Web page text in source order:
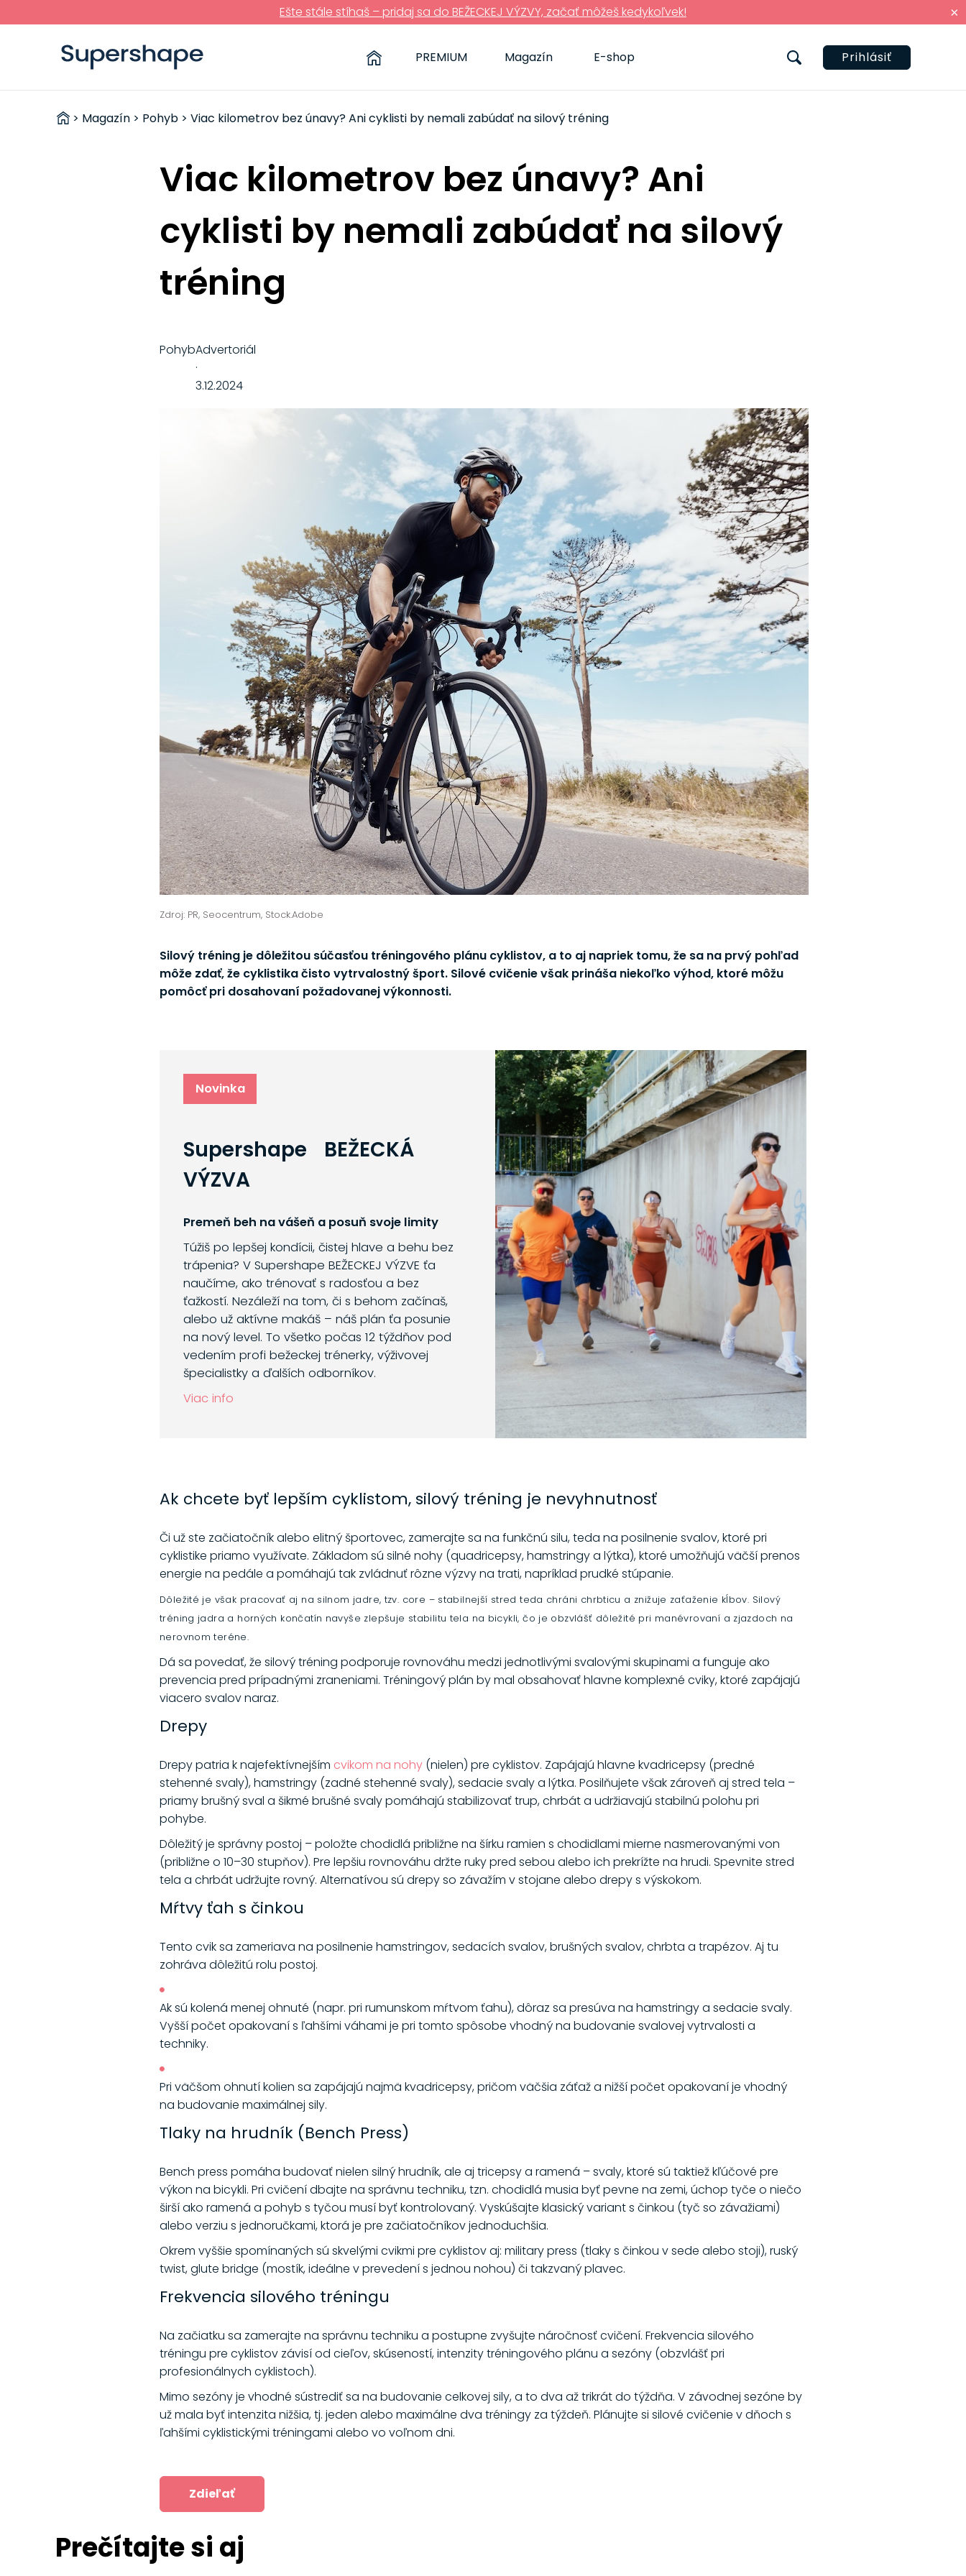
×
Ešte stále stíhaš – pridaj sa do BEŽECKEJ VÝZVY, začať môžeš kedykoľvek!
Prihlásiť
PREMIUM Magazín E-shop
ZDRAVÉ
> Magazín > Pohyb > Viac kilometrov bez únavy? Ani cyklisti by nemali zabúdať na silový tréning
Viac kilometrov bez únavy? Ani
cyklisti by nemali zabúdať na silový
tréning
Zdroj: PR, Seocentrum, Stock.Adobe
Silový tréning je dôležitou súčasťou tréningového plánu cyklistov, a to aj napriek tomu, že sa na prvý pohľad
môže zdať, že cyklistika čisto vytrvalostný šport. Silové cvičenie však prináša niekoľko výhod, ktoré môžu
pomôcť pri dosahovaní požadovanej výkonnosti.
Novinka
Supershape BEŽECKÁ
VÝZVA
Premeň beh na vášeň a posuň svoje limity
Túžiš po lepšej kondícii, čistej hlave a behu bez
trápenia? V Supershape BEŽECKEJ VÝZVE ťa
naučíme, ako trénovať s radosťou a bez
ťažkostí. Nezáleží na tom, či s behom začínaš,
alebo už aktívne makáš – náš plán ťa posunie
na nový level. To všetko počas 12 týždňov pod
vedením profi bežeckej trénerky, výživovej
špecialistky a ďalších odborníkov.
Viac info
Ak chcete byť lepším cyklistom, silový tréning je nevyhnutnosť
Či už ste začiatočník alebo elitný športovec, zamerajte sa na funkčnú silu, teda na posilnenie svalov, ktoré pri
cyklistike priamo využívate. Základom sú silné nohy (quadricepsy, hamstringy a lýtka), ktoré umožňujú väčší prenos
energie na pedále a pomáhajú tak zvládnuť rôzne výzvy na trati, napríklad prudké stúpanie.
Dôležité je však pracovať aj na silnom jadre, tzv. core – stabilnejší stred teda chráni chrbticu a znižuje zaťaženie kĺbov. Silový
tréning jadra a horných končatín navyše zlepšuje stabilitu tela na bicykli, čo je obzvlášť dôležité pri manévrovaní a zjazdoch na
nerovnom teréne.
Dá sa povedať, že silový tréning podporuje rovnováhu medzi jednotlivými svalovými skupinami a funguje ako
prevencia pred prípadnými zraneniami. Tréningový plán by mal obsahovať hlavne komplexné cviky, ktoré zapájajú
viacero svalov naraz.
Drepy
Drepy patria k najefektívnejším cvikom na nohy (nielen) pre cyklistov. Zapájajú hlavne kvadricepsy (predné
stehenné svaly), hamstringy (zadné stehenné svaly), sedacie svaly a lýtka. Posilňujete však zároveň aj stred tela –
priamy brušný sval a šikmé brušné svaly pomáhajú stabilizovať trup, chrbát a udržiavajú stabilnú polohu pri
pohybe.
Dôležitý je správny postoj – položte chodidlá približne na šírku ramien s chodidlami mierne nasmerovanými von
(približne o 10–30 stupňov). Pre lepšiu rovnováhu držte ruky pred sebou alebo ich prekrížte na hrudi. Spevnite stred
tela a chrbát udržujte rovný. Alternatívou sú drepy so závažím v stojane alebo drepy s výskokom.
Mŕtvy ťah s činkou
Tento cvik sa zameriava na posilnenie hamstringov, sedacích svalov, brušných svalov, chrbta a trapézov. Aj tu
zohráva dôležitú rolu postoj.
Ak sú kolená menej ohnuté (napr. pri rumunskom mŕtvom ťahu), dôraz sa presúva na hamstringy a sedacie svaly.
Vyšší počet opakovaní s ľahšími váhami je pri tomto spôsobe vhodný na budovanie svalovej vytrvalosti a
techniky.
Pri väčšom ohnutí kolien sa zapájajú najmä kvadricepsy, pričom väčšia záťaž a nižší počet opakovaní je vhodný
na budovanie maximálnej sily.
Tlaky na hrudník (Bench Press)
Bench press pomáha budovať nielen silný hrudník, ale aj tricepsy a ramená – svaly, ktoré sú taktiež kľúčové pre
výkon na bicykli. Pri cvičení dbajte na správnu techniku, tzn. chodidlá musia byť pevne na zemi, úchop tyče o niečo
širší ako ramená a pohyb s tyčou musí byť kontrolovaný. Vyskúšajte klasický variant s činkou (tyč so závažiami)
alebo verziu s jednoručkami, ktorá je pre začiatočníkov jednoduchšia.
Okrem vyššie spomínaných sú skvelými cvikmi pre cyklistov aj: military press (tlaky s činkou v sede alebo stoji), ruský
twist, glute bridge (mostík, ideálne v prevedení s jednou nohou) či takzvaný plavec.
Frekvencia silového tréningu
Na začiatku sa zamerajte na správnu techniku a postupne zvyšujte náročnosť cvičení. Frekvencia silového
tréningu pre cyklistov závisí od cieľov, skúseností, intenzity tréningového plánu a sezóny (obzvlášť pri
profesionálnych cyklistoch).
Mimo sezóny je vhodné sústrediť sa na budovanie celkovej sily, a to dva až trikrát do týždňa. V závodnej sezóne by
už mala byť intenzita nižšia, tj. jeden alebo maximálne dva tréningy za týždeň. Plánujte si silové cvičenie v dňoch s
ľahšími cyklistickými tréningami alebo vo voľnom dni.
PohybAdvertoriál
·
3.12.2024
Zdieľať
Prečítajte si aj